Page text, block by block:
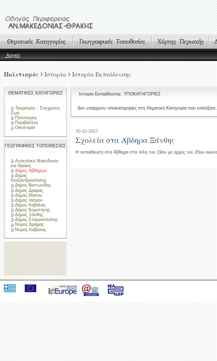
Αρχική
Πολιτισμός Ιστορία Ιστορία Εκπαίδευσης
ΘΕΜΑΤΙΚΕΣ ΚΑΤΗΓΟΡΙΕΣ
Τουρισμός - Σύγχρονη
Ζωή
Πολιτισμός
Περιβάλλον
Οικονομία
ΓΕΩΓΡΑΦΙΚΕΣ ΤΟΠΟΘΕΣΙΕΣ
Ανατολική Μακεδονία
και Θράκη
Δήμος Αβδήρων
Δήμος
Αλεξανδρούπολης
Δήμος Βιστωνίδος
Δήμος Δράμας
Δήμος Θάσου
Δήμος Ιάσμου
Δήμος Καβάλας
Δήμος Κομοτηνής
Δήμος Ξάνθης
Δήμος Σταυρούπολης
Νομός Δράμας
Νομός Καβάλας
Ιστορία Εκπαίδευσης: ΥΠΟΚΑΤΗΓΟΡΙΕΣ
Δεν υπάρχουν υποκατηγορίες στη Θεματική Κατηγορία που επιλέξατε.
30-10-2007
Σχολεία στα Άβδηρα Ξάνθης
Η εκπαίδευση στα Άβδηρα στα τέλη του 19ου με αρχές του 20ου αιώνα